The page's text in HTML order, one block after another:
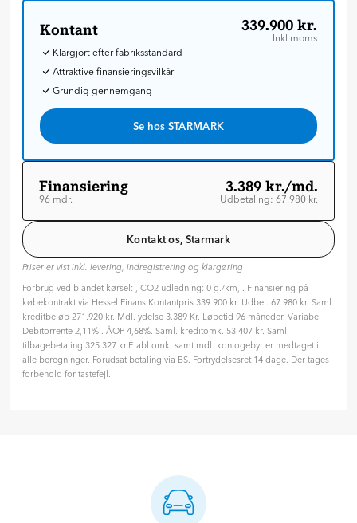
Kontant 339.900 kr.
Inkl moms
Klargjort efter fabriksstandard
Attraktive finansieringsvilkår
Grundig gennemgang
Se hos STARMARK
Finansiering
96 mdr.
3.389 kr./md.
Udbetaling: 67.980 kr.
Tilpas din aftale
Hvilken type rente ønsker du?
Variabel
Fast
Hvor længe skal finansieringen løbe? (måneder)
96 mdr. ( 8 år )
Se hos STARMARK
Kontakt os, Starmark
Priser er vist inkl. levering, indregistrering og klargøring
Forbrug ved blandet kørsel: , CO2 udledning: 0 g./km, . Finansiering på
købekontrakt via Hessel Finans.Kontantpris 339.900 kr. Udbet. 67.980 kr. Saml.
kreditbeløb 271.920 kr. Mdl. ydelse 3.389 Kr. Løbetid 96 måneder. Variabel
Debitorrente 2,11% . ÅOP 4,68%. Saml. kreditomk. 53.407 kr. Saml.
tilbagebetaling 325.327 kr.Etabl.omk. samt mdl. kontogebyr er medtaget i
alle beregninger. Forudsat betaling via BS. Fortrydelsesret 14 dage. Der tages
forbehold for tastefejl.